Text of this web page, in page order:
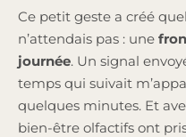
Ce petit geste a créé
n’attendais pas : une
journée. Un signal
temps qui suivait
quelques minutes. Et
bien-être olfactifs ont